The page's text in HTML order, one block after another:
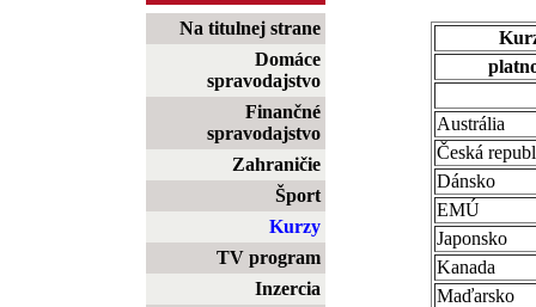
Na titulnej strane
Domáce
spravodajstvo
Finančné
spravodajstvo
Zahraničie
Šport
Kurzy
TV program
Inzercia
Austrália
Česká
Dánsko
EMÚ
Japonsko
Kanada
Maďarsko